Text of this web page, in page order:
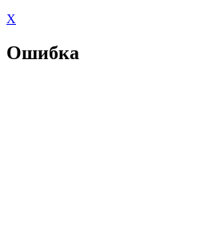
X
Ошибка